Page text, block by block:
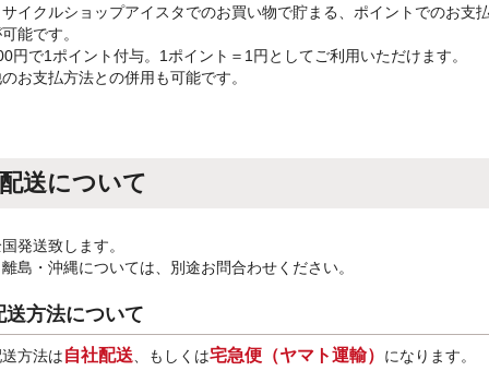
イクルショップアイスタでのお買い物で貯まる、ポイントでのお支
能です。
円で1ポイント付与。1ポイント＝1円としてご利用いただけます。
お支払方法との併用も可能です。
配送について
発送致します。
島・沖縄については、別途お問合わせください。
送方法について
方法は自社配送、もしくは宅急便（ヤマト運輸） になります。